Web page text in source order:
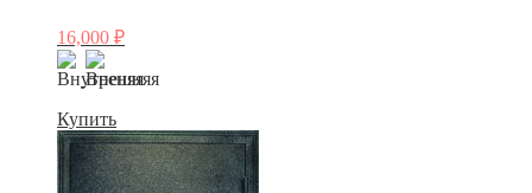
16,000 ₽
Купить